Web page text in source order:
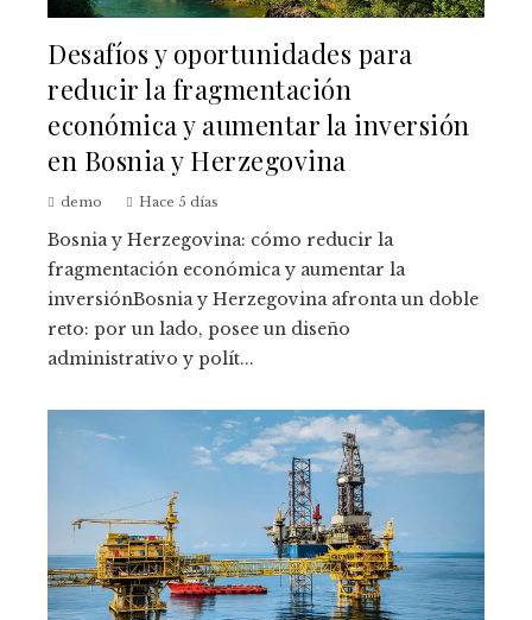
Desafíos y oportunidades para
reducir la fragmentación
económica y aumentar la inversión
en Bosnia y Herzegovina
demo Hace 5 días
Bosnia y Herzegovina: cómo reducir la
fragmentación económica y aumentar la
inversiónBosnia y Herzegovina afronta un doble
reto: por un lado, posee un diseño
administrativo y polít...